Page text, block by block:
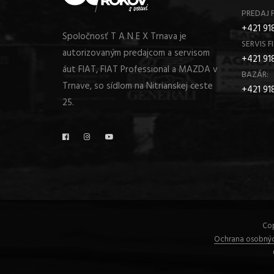
Spoločnosť T A N E X Trnava je
autorizovaným predajcom a servisom
áut FIAT, FIAT Professional a MAZDA v
Trnave, so sídlom na Nitrianskej ceste
25.
PREDAJ
+421
SERVIS
+421
BAZÁR:
+421
Ochrana